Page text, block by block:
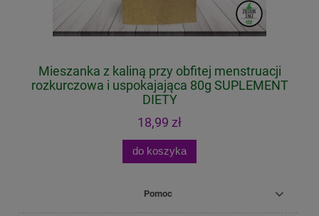
Mieszanka z kaliną przy obfitej menstruacji
rozkurczowa i uspokajająca 80g SUPLEMENT
DIETY
18,99 zł
do koszyka
Pomoc